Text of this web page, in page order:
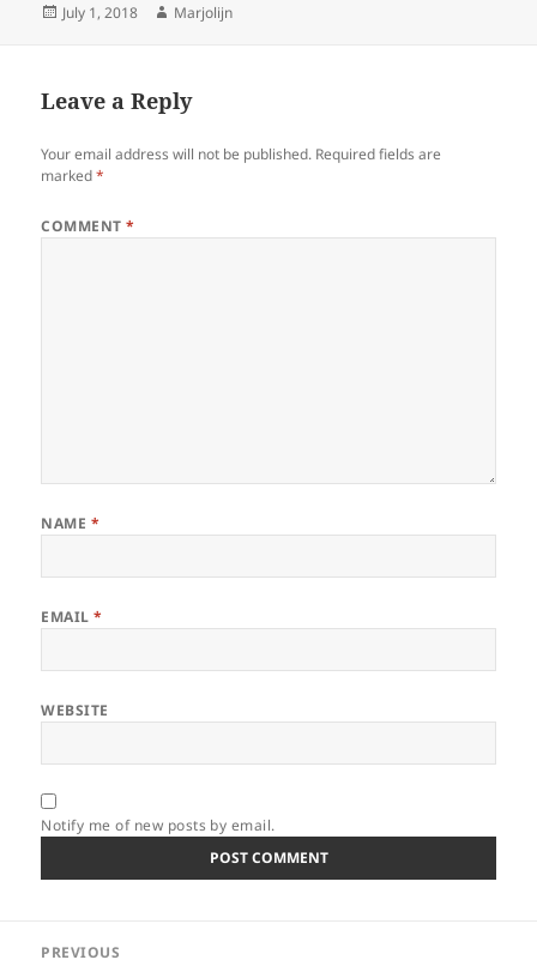
Posted
July 1, 2018 Author
Marjolijn
Leave a Reply
Your email address will not be published. Required fields are
marked*
COMMENT*
NAME *
EMAIL*
WEBSITE
Notify me of new posts by email.
PREVIOUS